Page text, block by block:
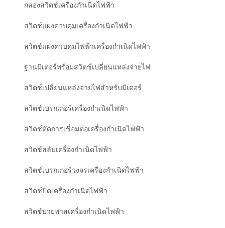
กล่องสวิตช์เครื่องกำเนิดไฟฟ้า
สวิตช์แผงควบคุมเครื่องกำเนิดไฟฟ้า
สวิตช์แผงควบคุมไฟฟ้าเครื่องกำเนิดไฟฟ้า
ฐานมิเตอร์พร้อมสวิตช์เปลี่ยนแหล่งจ่ายไฟ
สวิตช์เปลี่ยนแหล่งจ่ายไฟสำหรับมิเตอร์
สวิตช์เบรกเกอร์เครื่องกำเนิดไฟฟ้า
สวิตช์ตัดการเชื่อมต่อเครื่องกำเนิดไฟฟ้า
สวิตช์สลับเครื่องกำเนิดไฟฟ้า
สวิตช์เบรกเกอร์วงจรเครื่องกำเนิดไฟฟ้า
สวิตช์ปิดเครื่องกำเนิดไฟฟ้า
สวิตช์บายพาสเครื่องกำเนิดไฟฟ้า